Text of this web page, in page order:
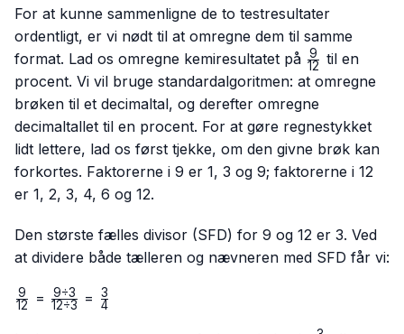
For at kunne sammenligne de to testresultater
ordentligt, er vi nødt til at omregne dem til samme
format. Lad os omregne kemiresultatet på \frac{9}
{12}
12
9
til en
procent. Vi vil bruge standardalgoritmen: at omregne
brøken til et decimaltal, og derefter omregne
decimaltallet til en procent. For at gøre regnestykket
lidt lettere, lad os først tjekke, om den givne brøk kan
forkortes. Faktorerne i 9 er 1, 3 og 9; faktorerne i 12
er 1, 2, 3, 4, 6 og 12.
Den største fælles divisor (SFD) for 9 og 12 er 3. Ved
at dividere både tælleren og nævneren med SFD får vi:
\frac{9}
12
9 = \frac{9
12÷3
9÷3 = \frac{3}
4
3